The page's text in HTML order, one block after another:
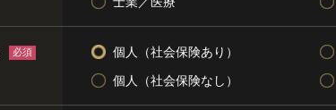
必須 個人（社会保険あり）
個人（社会保険なし）